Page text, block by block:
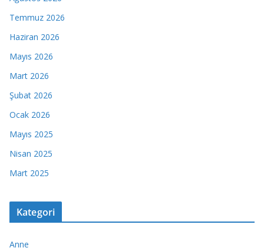
Temmuz 2026
Haziran 2026
Mayıs 2026
Mart 2026
Şubat 2026
Ocak 2026
Mayıs 2025
Nisan 2025
Mart 2025
Kategori
Anne